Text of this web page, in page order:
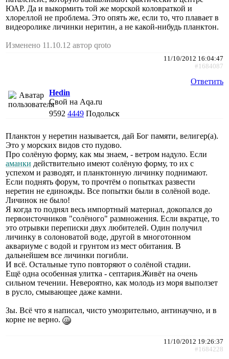
ЮАР. Да и выкормить той же морской коловраткой и
хлореллой не проблема. Это опять же, если то, что плавает в
видеоролике личинки неритин, а не какой-нибудь планктон.
Изменено 11.10.12 автор qroto
11/10/2012 16:04:47
#1684087
Ответить
Hedin
Свой на Aqa.ru
9592 4449 Подольск
Планктон у неретин называется, дай Бог памяти, велигер(а).
Это у морских видов сто пудово.
Про солёную форму, как мы знаем, - ветром надуло. Если
аманки действительно имеют солёную форму, то их с
успехом и разводят, и планктонную личинку поднимают.
Если поднять форум, то прочтём о попытках развести
неретин не единожды. Все попытки были в солёной воде.
Личинок не было!
Я когда то поднял весь импортный материал, докопался до
первоисточников "солёного" размножения. Если вкратце, то
это отрывки переписки двух любителей. Один получил
личинку в солоноватой воде, другой в многотонном
аквариуме с водой и грунтом из мест обитания. В
дальнейшем все личинки погибли.
И всё. Остальные тупо повторяют о солёной стадии.
Ещё одна особенная улитка - септария.Живёт на очень
сильном течении. Невероятно, как молодь из моря выползет
в русло, смывающее даже камни.
Зы. Всё что я написал, чисто умозрительно, антинаучно, и в
корне не верно.
11/10/2012 19:26:37
#1684228